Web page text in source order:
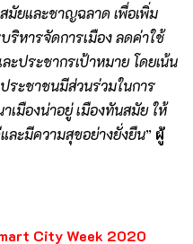
มัยและชาญฉลาด เพื่อเพิ่ม
ริหารจัดการเมือง ลดค่าใช้
ะประชากรเป้าหมาย โดยเน้น
ระชาชนมีส่วนร่วมในการ
มืองน่าอยู่ เมืองทันสมัย ให้
ะมีความสุขอย่างยั่งยืน” ผู้
City Week 2020